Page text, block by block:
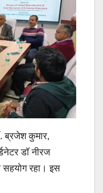
ब्रजेश कुमार,
डॉ नीरज
सहयोग रहा। इस